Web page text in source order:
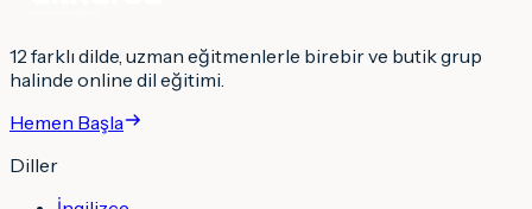
12 farklı dilde, uzman eğitmenlerle birebir ve butik grup
halinde online dil eğitimi.
Hemen Başla
Diller